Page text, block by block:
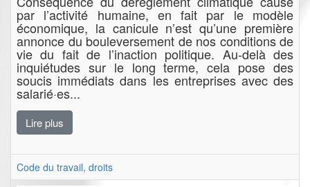
par l’activité humaine, en fait par le modèle
économique, la canicule n’est qu’une première
annonce du bouleversement de nos conditions de
vie du fait de l’inaction politique. Au-delà des
inquiétudes sur le long terme, cela pose des
soucis immédiats dans les entreprises avec des
salarié·es...
Lire plus
Code du travail, droits